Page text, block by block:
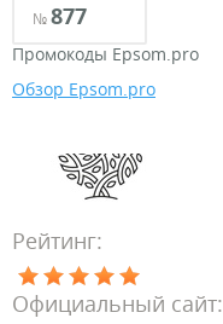
№877
Промокоды Epsom.pro
Обзор Epsom.pro
Рейтинг:
Официальный сайт: